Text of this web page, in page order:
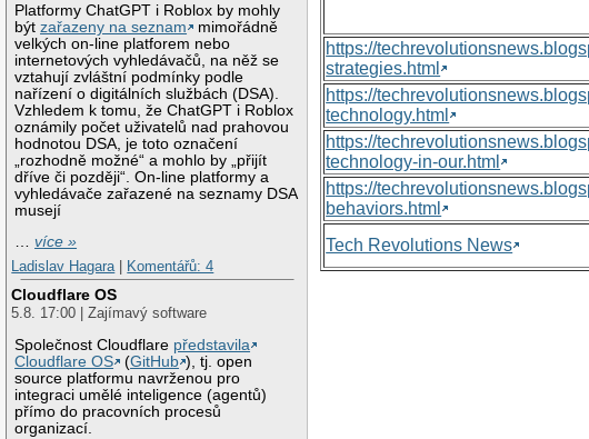
Platformy ChatGPT i Roblox by mohly
býtzařazeny na seznam
mimořádně
velkých on-line platforem nebo
internetových vyhledávačů, na něž se
vztahují zvláštní podmínky podle
nařízení o digitálních službách (DSA).
Vzhledem k tomu, že ChatGPT i Roblox
oznámily počet uživatelů nad prahovou
hodnotou DSA, je toto označení
„rozhodně možné“ a mohlo by „přijít
dříve či později“. On-line platformy a
vyhledávače zařazené na seznamy DSA
musejí
…více »
Ladislav Hagara
Komentářů: 4
Cloudflare OS
5.8. 17:00 | Zajímavý software
Společnost Cloudflare představila
Cloudflare OS
(GitHub ), tj. open
source platformu navrženou pro
integraci umělé inteligence (agentů)
přímo do pracovních procesů
organizací.
https://
strategies.html
https://
technology.html
https://
technology-in-our.html
https://
behaviors.html
Tech Revolutions News